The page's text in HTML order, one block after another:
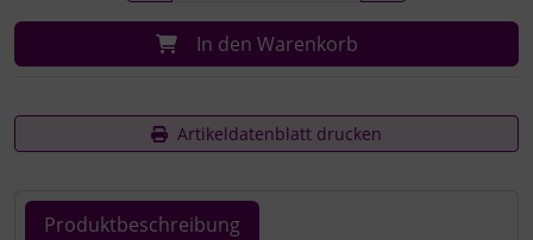
In den Warenkorb
Artikeldatenblatt drucken
Produktbeschreibung